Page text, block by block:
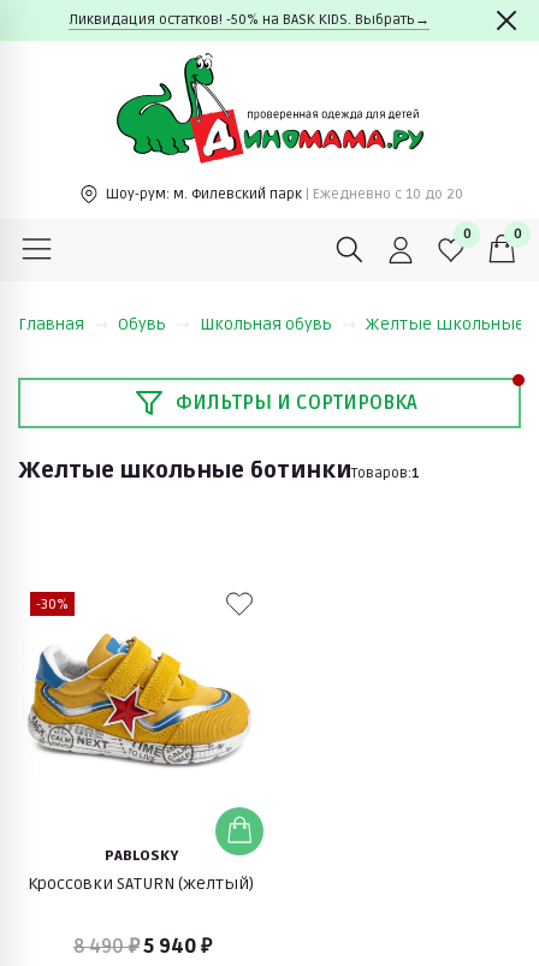
Ликвидация остатков! -50% на BASK KIDS. Выбрать→
Шоу-рум: м. Филевский парк | Ежедневно c 10 до 20
0 0
Главная Обувь Школьная обувь Желтые школьные
ФИЛЬТРЫ И СОРТИРОВКА
Желтые школьные ботинкиТоваров:1
-30%
PABLOSKY
Кроссовки SATURN (желтый)
8 490 ₽5 940 ₽